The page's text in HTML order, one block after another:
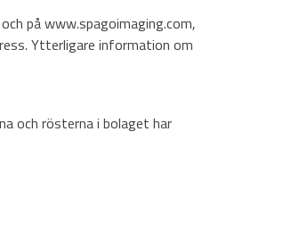
på www.spagoimaging.com,
Ytterligare information om
och rösterna i bolaget har